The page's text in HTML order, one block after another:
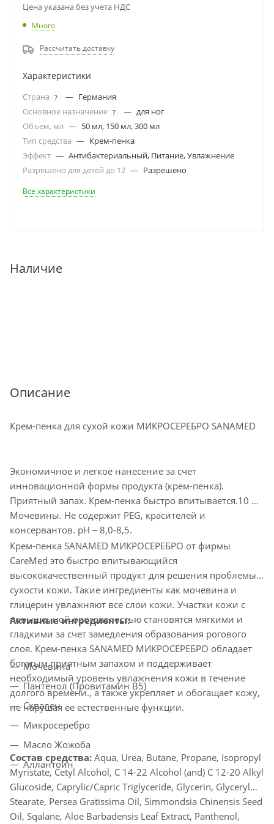
Цена указана без учета НДС
Много
Рассчитать доставку
Характеристики
Страна ? — Германия
Основное назначение ? — для ног
Объем, мл — 50 мл, 150 мл, 300 мл
Тип средства — Крем-пенка
Эффект — Антибактериальный, Питание, Увлажнение
Разрешено для детей до 12 — Разрешено
Все характеристики
Наличие
Описание
Крем-пенка для сухой кожи МИКРОСЕРЕБРО SANAMED
Экономичное и легкое нанесение за счет
инновационной формы продукта (крем-пенка).
Приятный запах. Крем-пенка быстро впитывается.10 %
Мочевины. Не содержит РEG, красителей и
консервантов. pH ‒ 8,0-8,5.
Крем-пенка SANAMED МИКРОСЕРЕБРО от фирмы
CareMed это быстро впитывающийся
высококачественный продукт для решения проблемы
сухости кожи. Такие ингредиенты как мочевина и
глицерин увлажняют все слои кожи. Участки кожи с
повышенной ороговелостью становятся мягкими и
гладкими за счет замедления образования рогового
слоя. Крем-пенка SANAMED МИКРОСЕРЕБРО обладает
богатым приятным запахом и поддерживает
необходимый уровень увлажнения кожи в течение
долгого времени., а также укрепляет и обогащает кожу,
не нарушая ее естественные функции.
Активные ингредиенты:
Мочевина
Пантенол (Провитамин B5)
Сквален
Микросеребро
Масло Жожоба
Аллантоин
Состав средства: Aqua, Urea, Butane, Propane, Isopropyl
Myristate, Cetyl Alcohol, C 14-22 Alcohol (and) C 12-20 Alkyl
Glucoside, Caprylic/Capric Triglyceride, Glycerin, Glyceryl
Stearate, Persea Gratissima Oil, Simmondsia Chinensis Seed
Oil, Sqalane, Aloe Barbadensis Leaf Extract, Panthenol,